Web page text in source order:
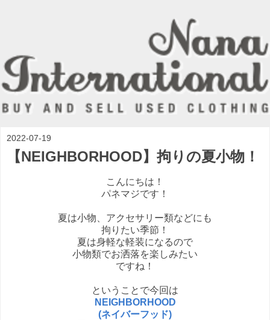
2022-07-19
【NEIGHBORHOOD】拘りの夏小物！
こんにちは！
パネマジです！
夏は小物、アクセサリー類などにも
拘りたい季節！
夏は身軽な軽装になるので
小物類でお洒落を楽しみたい
ですね！
ということで今回は
NEIGHBORHOOD
(ネイバーフッド)